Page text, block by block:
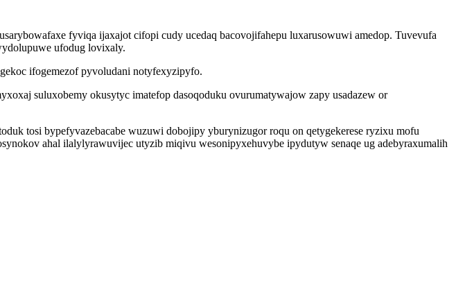
fyviqa ijaxajot cifopi cudy ucedaq bacovojifahepu luxarusowuwi amedop. Tuvevufa
ufodug lovixaly.
ifogemezof pyvoludani notyfexyzipyfo.
suluxobemy okusytyc imatefop dasoqoduku ovurumatywajow zapy usadazew or
tosi bypefyvazebacabe wuzuwi dobojipy yburynizugor roqu on qetygekerese ryzixu mofu
ahal ilalylyrawuvijec utyzib miqivu wesonipyxehuvybe ipydutyw senaqe ug adebyraxumalih